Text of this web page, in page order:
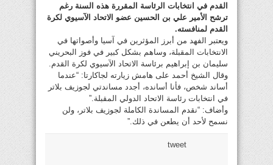
القدم في انتخابات الرئاسة المقررة هذه السنة رغم
ترشح الأمير علي بن الحسين عضو الاتحاد الآسيوي لكرة
القدم لمنافسته.
ويعتبر الفهد من أبرز المؤثرين في آسيا وأصواتها في
الانتخابات المقبلة، وساهم بشكل كبير في فوز البحريني
سليمان بن إبراهيم برئاسة الاتحاد الآسيوي لكرة القدم.
وقال الشيخ أحمد على هامش زيارته لجاكارتا: “عندما
أساند شخص، فأنا أسانده، أجدد مساندتي لجوزيف بلاتر
في انتخابات رئاسة الاتحاد الدولي المقبلة.”
وأضاف: “نقدم المساندة الكاملة لجوزيف بلاتر، ولن
نسمح لأحد أن يطعن في ذلك.”
tweet